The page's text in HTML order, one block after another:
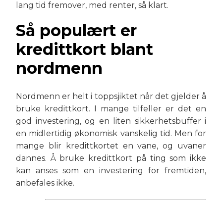
lang tid fremover, med renter, så klart.
Så populært er
kredittkort blant
nordmenn
Nordmenn er helt i toppsjiktet når det gjelder å
bruke kredittkort. I mange tilfeller er det en
god investering, og en liten sikkerhetsbuffer i
en midlertidig økonomisk vanskelig tid. Men for
mange blir kredittkortet en vane, og uvaner
dannes. Å bruke kredittkort på ting som ikke
kan anses som en investering for fremtiden,
anbefales ikke.